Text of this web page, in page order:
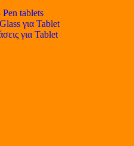
tablets
για Tablet
για Tablet